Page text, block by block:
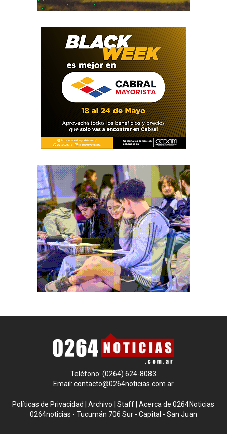
Teléfono: (0264) 624-8083
Email: contacto@0264noticias.com.ar
Políticas de Privacidad |Archivo |Staff |Acerca de 0264Noticias
0264noticias - Tucumán 706 Sur - Capital - San Juan